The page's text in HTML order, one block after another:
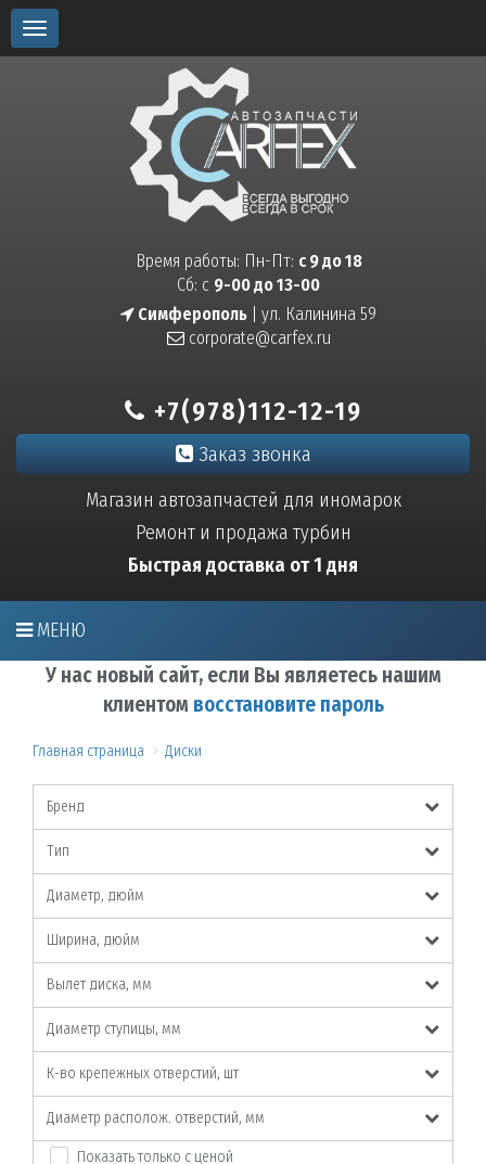
Toggle
navigation
Время работы: Пн-Пт: с 9 до 18
Сб: с 9-00 до 13-00
Симферополь | ул. Калинина 59
corporate@carfex.ru
+7(978)112-12-19
Заказ звонка
Магазин автозапчастей для иномарок
Ремонт и продажа турбин
Быстрая доставка от 1 дня
МЕНЮ
У нас новый сайт, если Вы являетесь нашим
клиентом восстановите пароль
Главная страница Диски
Бренд
Тип
Диаметр, дюйм
Ширина, дюйм
Вылет диска, мм
Диаметр ступицы, мм
К-во крепежных отверстий, шт
Диаметр располож. отверстий, мм
Показать только с ценой